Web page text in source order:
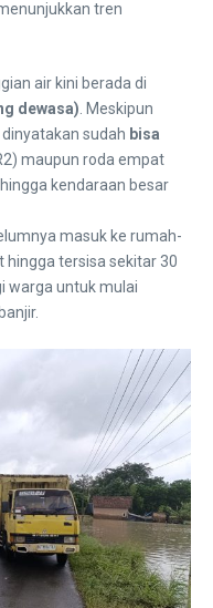
tren
air kini berada di
dewasa) . Meskipun
sudah bisa
maupun roda empat
kendaraan besar
masuk ke rumah-
hingga tersisa sekitar 30
warga untuk mulai